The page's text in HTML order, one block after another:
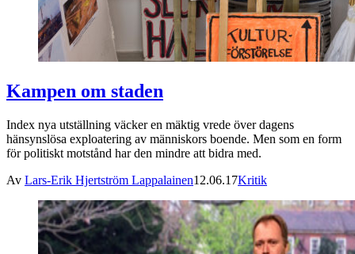
Kampen om staden
Index nya utställning väcker en mäktig vrede över dagens
hänsynslösa exploatering av människors boende. Men som en form
för politiskt motstånd har den mindre att bidra med.
Av Lars-Erik Hjertström Lappalainen12.06.17Kritik